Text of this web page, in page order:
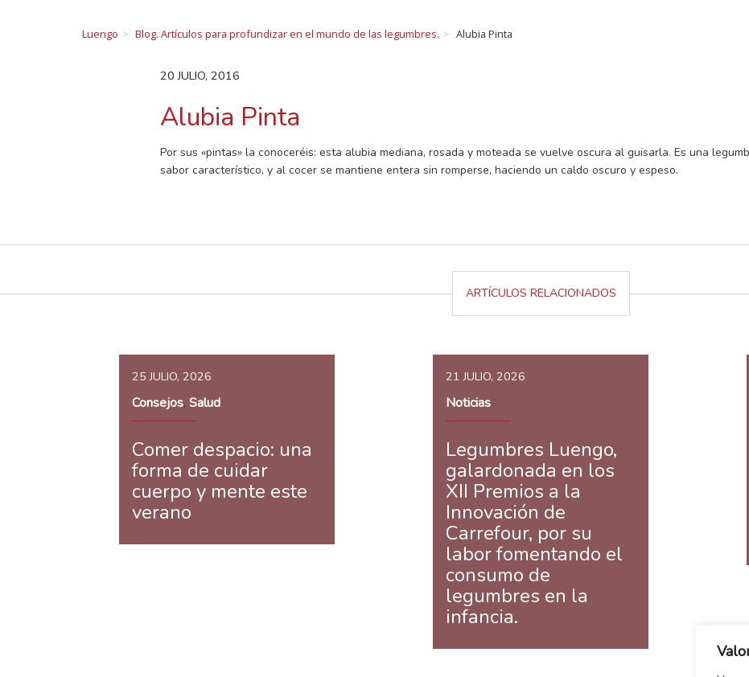
Luengo Blog. Artículos para profundizar en el mundo de las legumbres. Alubia Pinta
20 JULIO, 2016
Alubia Pinta
Por sus «pintas» la conoceréis: esta alubia mediana, rosada y moteada se vuelve oscura al guisarla. Es una
sabor característico, y al cocer se mantiene entera sin romperse, haciendo un caldo oscuro y espeso.
ARTÍCULOS RELACIONADOS
25 JULIO, 2026
Consejos, Salud
Comer despacio: una
forma de cuidar
cuerpo y mente este
verano
21 JULIO, 2026
Noticias
Legumbres Luengo,
galardonada en los
XII Premios a la
Innovación de
Carrefour, por su
labor fomentando el
consumo de
legumbres en la
infancia.